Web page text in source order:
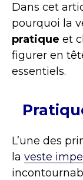
Dans cet
pourquoi la
pratique et
figurer en
essentiels.
L’une des
la veste